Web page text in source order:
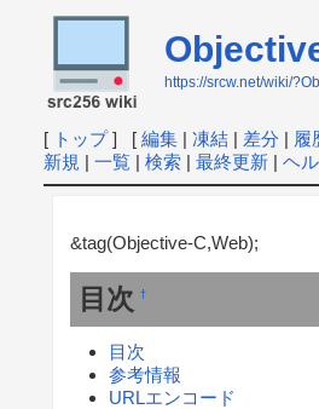
https://srcw.net/wiki/
[ トップ] [ 編集| 凍結| 差分 | 履
新規 | 一覧| 検索| 最終更新| ヘ
&tag(Objective-C,Web);
目次 †
目次
参考情報
URLエンコード